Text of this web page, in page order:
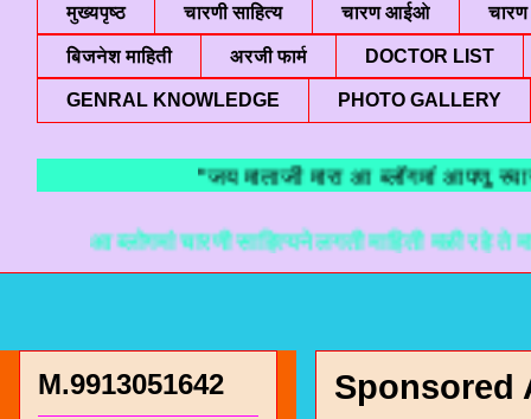
मुख्यपृष्ठ चारणी साहित्य चारण आईओ चारण
बिजनेश माहिती अरजी फार्म DOCTOR LIST
GENRAL KNOWLEDGE PHOTO GALLERY
"जय माताजी मारा आ ब्लॉगमां आपणु
आ ब्लोगमां चारणी साहित्यने लगती माहिती मळी रहे ते माटे
Sponsored
M.9913051642